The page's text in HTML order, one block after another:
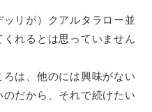
ッリが）クアルタラロー並
れるとは思っていません
ろは、他のには興味がない
だから、それで続けたい